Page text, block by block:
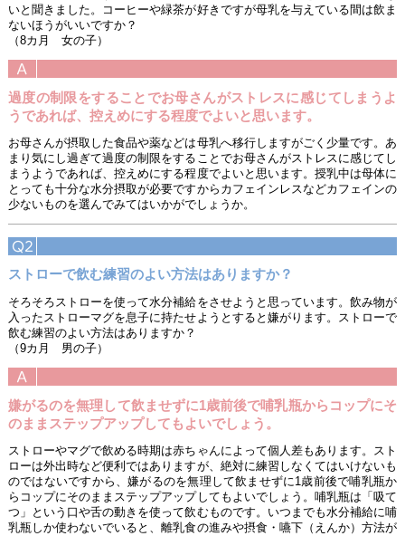
いと聞きました。コーヒーや緑茶が好きですが母乳を与えている間は飲ま
ないほうがいいですか？
（8カ月 女の子）
過度の制限をすることでお母さんがストレスに感じてしまうよ
うであれば、控えめにする程度でよいと思います。
お母さんが摂取した食品や薬などは母乳へ移行しますがごく少量です。あ
まり気にし過ぎて過度の制限をすることでお母さんがストレスに感じてし
まうようであれば、控えめにする程度でよいと思います。授乳中は母体に
とっても十分な水分摂取が必要ですからカフェインレスなどカフェインの
少ないものを選んでみてはいかがでしょうか。
ストローで飲む練習のよい方法はありますか？
そろそろストローを使って水分補給をさせようと思っています。飲み物が
入ったストローマグを息子に持たせようとすると嫌がります。ストローで
飲む練習のよい方法はありますか？
（9カ月 男の子）
嫌がるのを無理して飲ませずに1歳前後で哺乳瓶からコップにそ
のままステップアップしてもよいでしょう。
ストローやマグで飲める時期は赤ちゃんによって個人差もあります。スト
ローは外出時など便利ではありますが、絶対に練習しなくてはいけないも
のではないですから、嫌がるのを無理して飲ませずに1歳前後で哺乳瓶か
らコップにそのままステップアップしてもよいでしょう。哺乳瓶は「吸て
つ」という口や舌の動きを使って飲むものです。いつまでも水分補給に哺
乳瓶しか使わないでいると、離乳食の進みや摂食・嚥下（えんか）方法が